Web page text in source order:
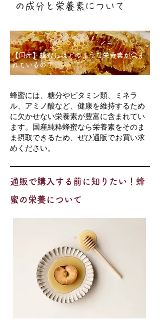
の成分と栄養素について
【国産】蜂蜜にはどのような栄養素が含ま
れているの？
蜂蜜には、糖分やビタミン類、ミネラ
ル、アミノ酸など、健康を維持するため
に欠かせない栄養素が豊富に含まれてい
ます。国産純粋蜂蜜なら栄養素をそのま
ま摂取できるため、ぜひ通販でお買い求
めください。
通販で購入する前に知りたい！蜂
蜜の栄養について